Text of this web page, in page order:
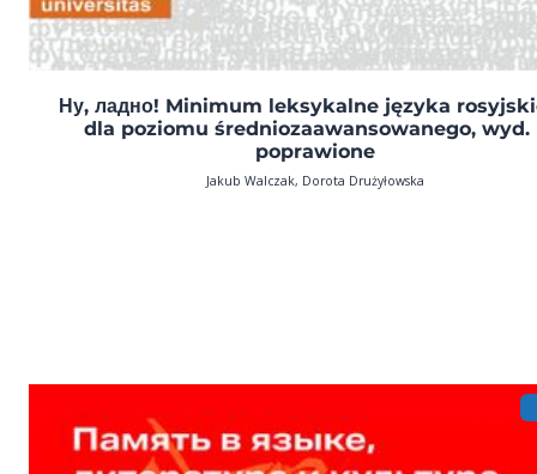
Ну, ладно! Minimum leksykalne języka
dla poziomu średniozaawansowanego, wyd.
poprawione
Jakub Walczak, Dorota Drużyłowska